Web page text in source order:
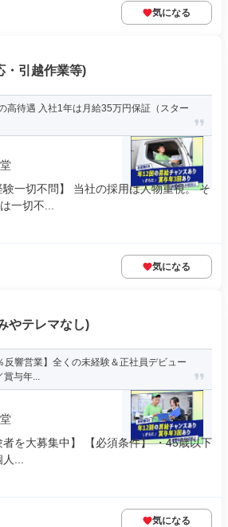
気になる
・引越作業等)
高待遇 入社1年は月給35万円保証（スター
一切不問】 当社の採用は人物重視。 そ
一切不...
気になる
やテレマなし)
反響営業】全くの未経験＆正社員デビュー
賞与年...
を大募集中】 【必須条件】 ・45歳以下
...
気になる